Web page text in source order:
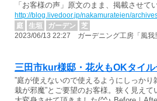
「お客様の声」原文のまま、掲載させて
http://blog.livedoor.jp/nakamurateien/
庭
生垣 ガーデン
芝
2023/06/13 22:27 ガーデニング工房「風我
三田市kur様邸・花火もOKタイル
”庭が使えないので使えるようにしっかり
栽が邪魔”とご要望のお客様。狭く見え